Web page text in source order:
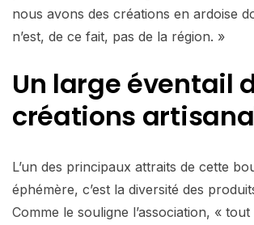
nous avons des créations en ardoise
n’est, de ce fait, pas de la région. »
Un large éventail
créations
L’un des principaux attraits de cette
éphémère, c’est la diversité des
Comme le souligne l’association, « tout